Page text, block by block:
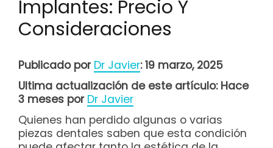
Implantes: Precio Y
Consideraciones
Publicado por Dr Javier: 19 marzo, 2025
Ultima actualización de este artículo: Hace
3 meses por Dr Javier
Quienes han perdido algunas o varias
piezas dentales saben que esta condición